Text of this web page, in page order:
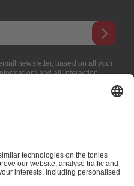
newsletter, based on all your
and all interaction
purposes (e.g. playtime
time free of charge.